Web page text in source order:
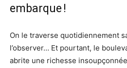
embarque !
On le traverse quotidiennement
l’observer… Et pourtant, le
abrite une richesse